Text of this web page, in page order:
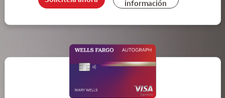
información